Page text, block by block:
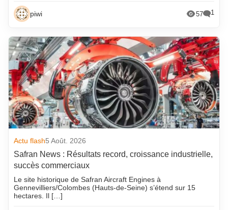
piwi 57 1
Actu flash5 Août. 2026
Safran News : Résultats record, croissance industrielle,
succès commerciaux
Le site historique de Safran Aircraft Engines à
Gennevilliers/Colombes (Hauts-de-Seine) s’étend sur 15
hectares. Il […]